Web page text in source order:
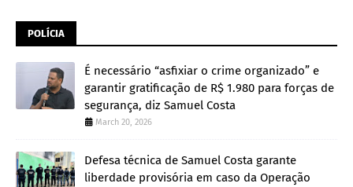
POLÍCIA
É necessário “asfixiar o crime organizado” e
garantir gratificação de R$ 1.980 para forças de
segurança, diz Samuel Costa
March 20, 2026
Defesa técnica de Samuel Costa garante
liberdade provisória em caso da Operação